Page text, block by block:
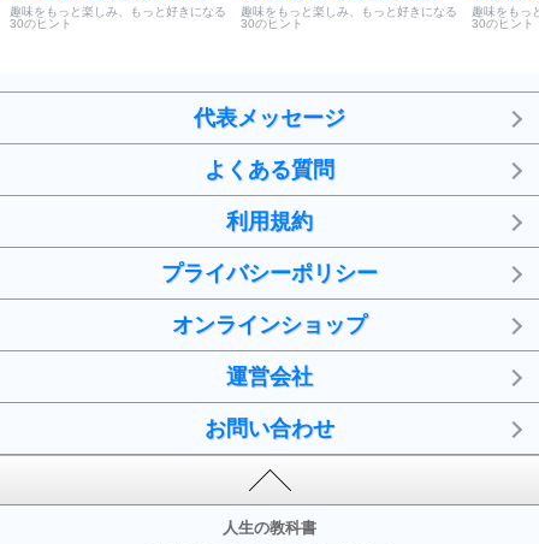
趣味をもっと楽しみ、もっと好きになる
30のヒント
趣味をもっと楽しみ、もっと好きになる
30のヒント
趣味をもっ
30のヒント
代表メッセージ
よくある質問
利用規約
プライバシーポリシー
オンラインショップ
運営会社
お問い合わせ
人生の教科書